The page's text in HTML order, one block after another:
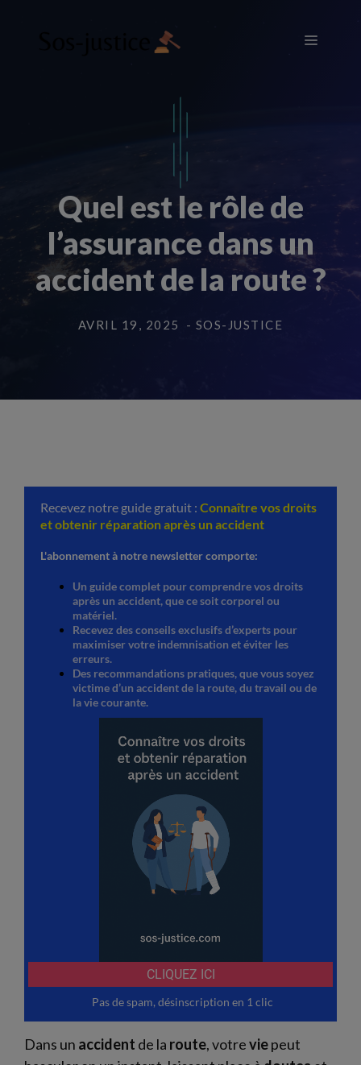
Menu
Quel est le rôle de
l’assurance dans un
accident de la route ?
AVRIL 19, 2025 - SOS-JUSTICE
Dans un accident de la route, votreviepeut